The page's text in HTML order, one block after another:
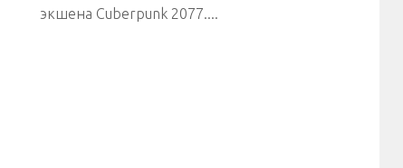
экшена Cuberpunk 2077....